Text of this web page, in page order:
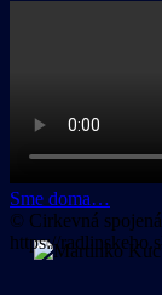
Sme doma…
© Cirkevná
https://